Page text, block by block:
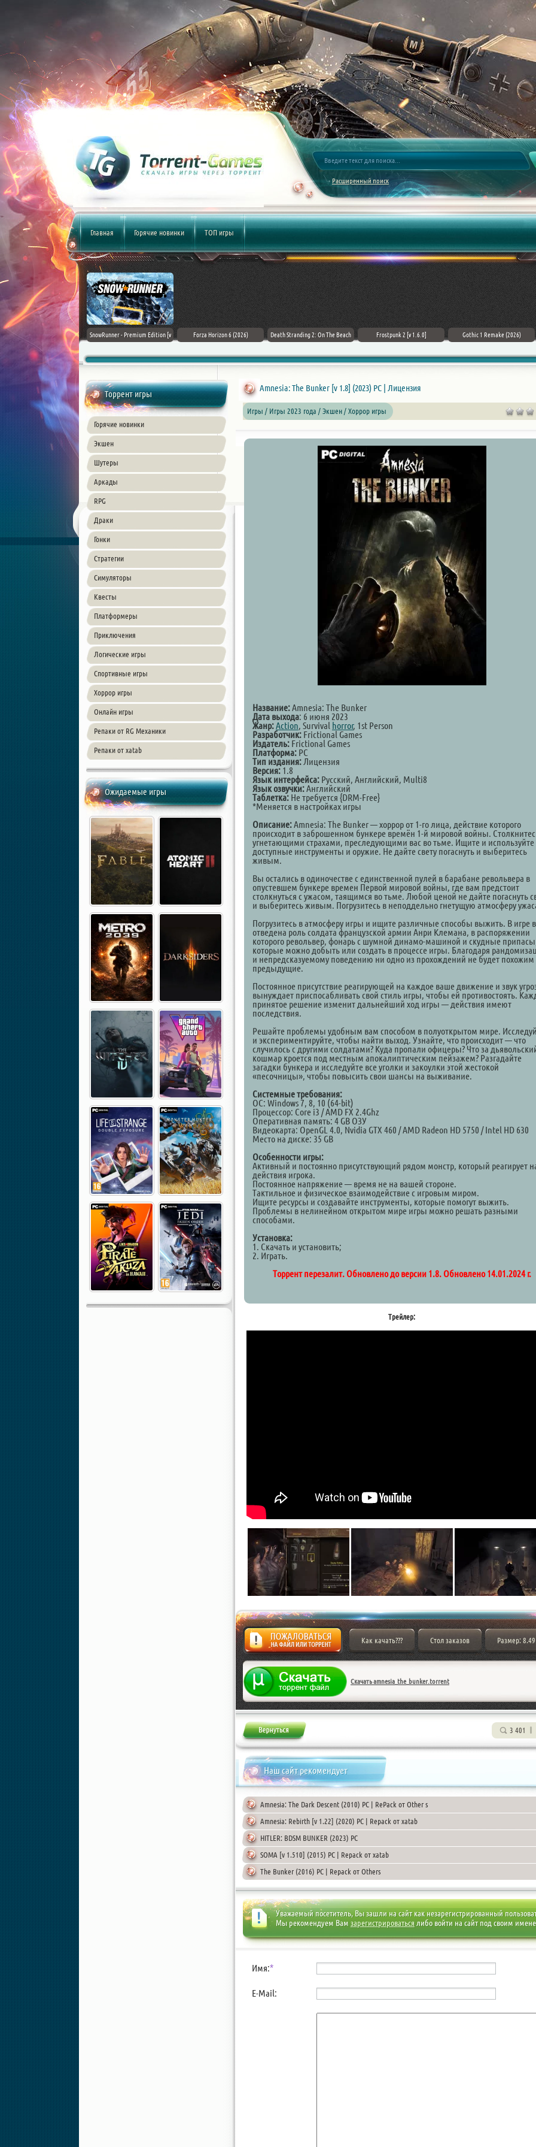
Расширенный поиск
Главная Горячие новинки ТОП игры
Assassin's Creed Black Flag
Resynced (2026) PC
SnowRunner - Premium Edition [v
Forza Horizon 6 (2026) Death Stranding 2: On The Beach Frostpunk 2 [v 1.6.0] Gothic 1 Remake (2026)
Торрент игры
Горячие новинки
Экшен
Шутеры
Аркады
RPG
Драки
Гонки
Стратегии
Симуляторы
Квесты
Платформеры
Приключения
Логические игры
Спортивные игры
Хоррор игры
Онлайн игры
Репаки от RG Механики
Репаки от xatab
Ожидаемые игры
Amnesia: The Bunker [v 1.8] (2023) PC | Лицензия
Игры / Игры 2023 года / Экшен / Хоррор игры
Название:Amnesia: The Bunker
Дата выхода: 6 июня 2023
Жанр:Action, Survival horror, 1st Person
Разработчик: Frictional Games
Издатель: Frictional Games
Платформа: PC
Тип издания: Лицензия
Версия: 1.8
Язык интерфейса: Русский, Английский, Multi8
Язык озвучки:Английский
Таблетка: Не требуется {DRM-Free}
*Меняется в настройках игры
Описание:Amnesia: The Bunker — хоррор от 1-го лица, действие которого
происходит в заброшенном бункере времён 1-й мировой войны.
угнетающими страхами, преследующими вас во тьме. Ищите и используйте
доступные инструменты и оружие. Не дайте свету погаснуть и выберитесь
живым.
Вы остались в одиночестве с единственной пулей в барабане револьвера в
опустевшем бункере времен Первой мировой войны, где вам предстоит
столкнуться с ужасом, таящимся во тьме. Любой ценой не дайте погаснуть
и выберитесь живым. Погрузитесь в неподдельно гнетущую атмосферу
Погрузитесь в атмосферу игры и ищите различные способы выжить. В игре
отведена роль солдата французской армии Анри Клемана, в распоряжении
которого револьвер, фонарь с шумной динамо-машиной и скудные
которые можно добыть или создать в процессе игры. Благодаря
и непредсказуемому поведению ни одно из прохождений не будет похожим
предыдущие.
Постоянное присутствие реагирующей на каждое ваше движение и звук
вынуждает приспосабливать свой стиль игры, чтобы ей противостоять.
принятое решение изменит дальнейший ход игры — действия имеют
последствия.
Решайте проблемы удобным вам способом в полуоткрытом мире.
и экспериментируйте, чтобы найти выход. Узнайте, что происходит — что
случилось с другими солдатами? Куда пропали офицеры? Что за
кошмар кроется под местным апокалиптическим пейзажем? Разгадайте
загадки бункера и исследуйте все уголки и закоулки этой жестокой
«песочницы», чтобы повысить свои шансы на выживание.
Системные требования:
ОС: Windows 7, 8, 10 (64-bit)
Процессор: Core i3 / AMD FX 2.4Ghz
Оперативная память: 4 GB ОЗУ
Видеокарта: OpenGL 4.0, Nvidia GTX 460 / AMD Radeon HD 5750 / Intel HD 630
Место на диске: 35 GB
Особенности игры:
Активный и постоянно присутствующий рядом монстр, который реагирует
действия игрока.
Постоянное напряжение — время не на вашей стороне.
Тактильное и физическое взаимодействие с игровым миром.
Ищите ресурсы и создавайте инструменты, которые помогут выжить.
Проблемы в нелинейном открытом мире игры можно решать разными
способами.
Установка:
1. Скачать и установить;
2. Играть.
Торрент перезалит. Обновлено до версии 1.8. Обновлено 14.01.2024 г.
Трейлер:
Жалоба
Как качать??? Стол заказов Размер:
Скачать amnesia_the_bunker.torrent
3 401
Наш сайт рекомендует
Amnesia: The Dark Descent (2010) PC | RePack от Other s
Amnesia: Rebirth [v 1.22] (2020) PC | Repack от xatab
HITLER: BDSM BUNKER (2023) PC
SOMA [v 1.510] (2015) PC | Repack от xatab
The Bunker (2016) PC | Repack от Others
Уважаемый посетитель, Вы зашли на сайт как незарегистрированный
Мы рекомендуем Вам зарегистрироватьсялибо войти на сайт под своим
Имя:*
E-Mail: